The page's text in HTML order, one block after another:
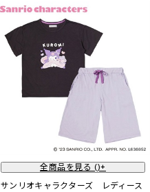
全商品を見る ()+
サンリオキャラクターズ レディース